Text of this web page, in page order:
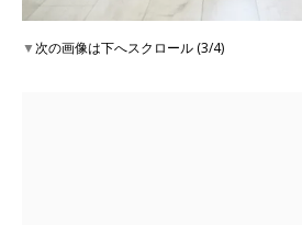
▼次の画像は下へスクロール (3/4)